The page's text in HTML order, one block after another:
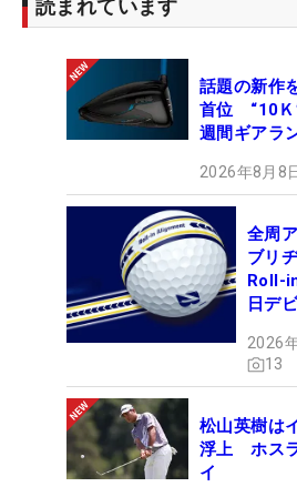
ゃんと挨拶をしに行って、今
の目標などを伝えたいと思い
クな23歳だが、「ご褒美は考
ね。帰って愛犬とダラダラし
読まれています
話題の新作
首位 “10Ｋ
週間ギアラ
2026年8月8
全周
ブリ
Roll-
日デ
2026
13
松山英樹は
浮上 ホス
イ